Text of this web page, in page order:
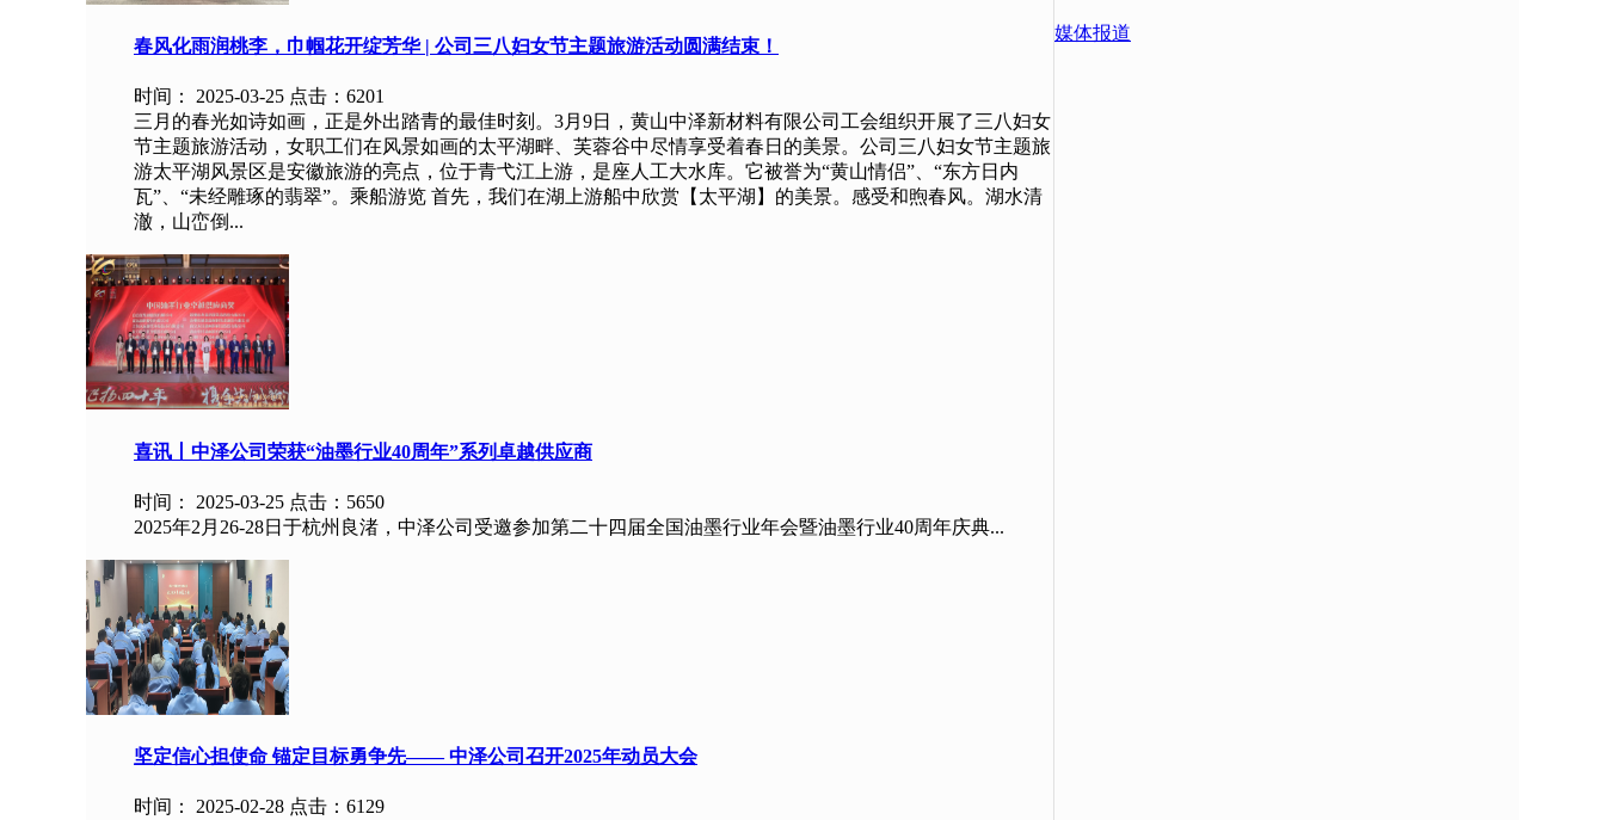
春风化雨润桃李，巾帼花开绽芳华 | 公司三八妇女节主题旅游活动圆满结束！
时间： 2025-03-25 点击： 6201
三月的春光如诗如画，正是外出踏青的最佳时刻。3月9日，黄山中泽新材料有限公司工会组织开展了三八妇女
节主题旅游活动，女职工们在风景如画的太平湖畔、芙蓉谷中尽情享受着春日的美景。公司三八妇女节主题旅
游太平湖风景区是安徽旅游的亮点，位于青弋江上游，是座人工大水库。它被誉为“黄山情侣”、“东方日内
瓦”、“未经雕琢的翡翠”。乘船游览 首先，我们在湖上游船中欣赏【太平湖】的美景。感受和煦春风。湖水清
澈，山峦倒...
喜讯丨中泽公司荣获“油墨行业40周年”系列卓越供应商
时间： 2025-03-25 点击： 5650
2025年2月26-28日于杭州良渚，中泽公司受邀参加第二十四届全国油墨行业年会暨油墨行业40周年庆典...
坚定信心担使命 锚定目标勇争先—— 中泽公司召开2025年动员大会
时间： 2025-02-28 点击： 6129
媒体报道